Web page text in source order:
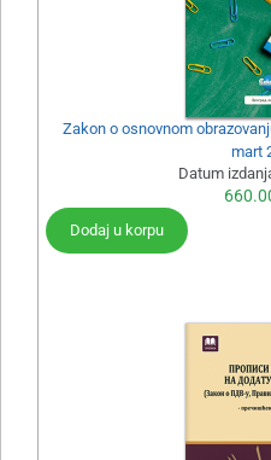
Zakon o osnovnom
mart
Datum
Dodaj u korpu